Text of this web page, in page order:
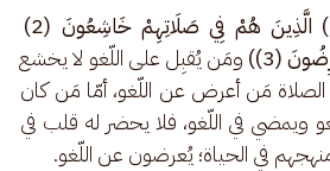
(قَدْ أَفْلَحَ الْمُؤْمِنُونَ (1) الَّذِينَ هُمْ فِي صَلَاتِهِمْ خَاشِعُونَ (2)
(3))
ومَن يُقبِل على اللّغو لا يخشع
الصلاة مَن أعرض عن اللّغو، أمّا مَن كان
ويمضي في اللّغو، فلا يحضر له قلب في
في الحياة؛ يُعرضون عن اللّغو.